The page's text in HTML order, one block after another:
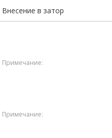
Внесение в затор
Примечание:
Примечание: